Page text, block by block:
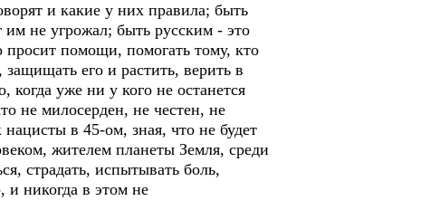
и какие у них правила; быть
не угрожал; быть русским - это
просит помощи, помогать тому, кто
его и растить, верить в
когда уже ни у кого не останется
не милосерден, не честен, не
в 45-ом, зная, что не будет
жителем планеты Земля, среди
страдать, испытывать боль,
и никогда в этом не